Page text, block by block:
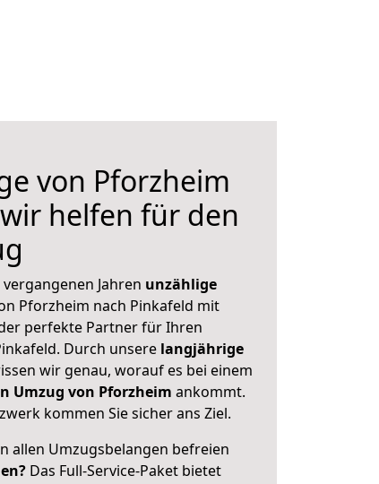
von Pforzheim
helfen für den
Jahren unzählige
Pforzheim nach Pinkafeld mit
perfekte Partner für Ihren
Durch unsere langjährige
wir genau, worauf es bei einem
Umzug von Pforzheim ankommt.
kommen Sie sicher ans Ziel.
allen Umzugsbelangen befreien
Das Full-Service-Paket bietet